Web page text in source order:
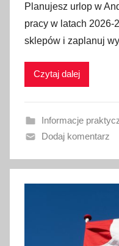
u
b
l
i
a
n
8
l
Planujesz urlop w
pracy w latach 2026-
sklepów i zaplanuj
Czytaj dalej
Informacje
Dodaj komentarz